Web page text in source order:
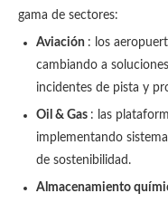
gama de sectores:
Aviación : los
cambiando a
incidentes de pista y
Oil & Gas : las
implementando
de sostenibilidad.
Almacenamiento